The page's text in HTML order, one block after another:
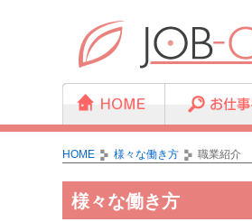
HOME 様々な働き方 職業紹介
様々な働き方